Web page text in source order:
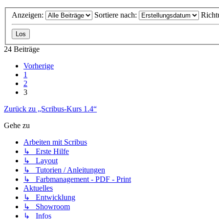
Anzeigen: Sortiere nach:
24 Beiträge
Vorherige
1
2
3
Zurück zu „Scribus-Kurs 1.4“
Gehe zu
Arbeiten mit Scribus
↳ Erste Hilfe
↳ Layout
↳ Tutorien / Anleitungen
↳ Farbmanagement - PDF - Print
Aktuelles
↳ Entwicklung
↳ Showroom
↳ Infos